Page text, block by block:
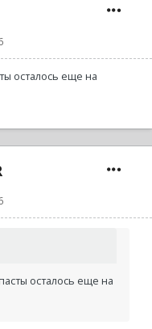
осталось еще на
осталось еще на